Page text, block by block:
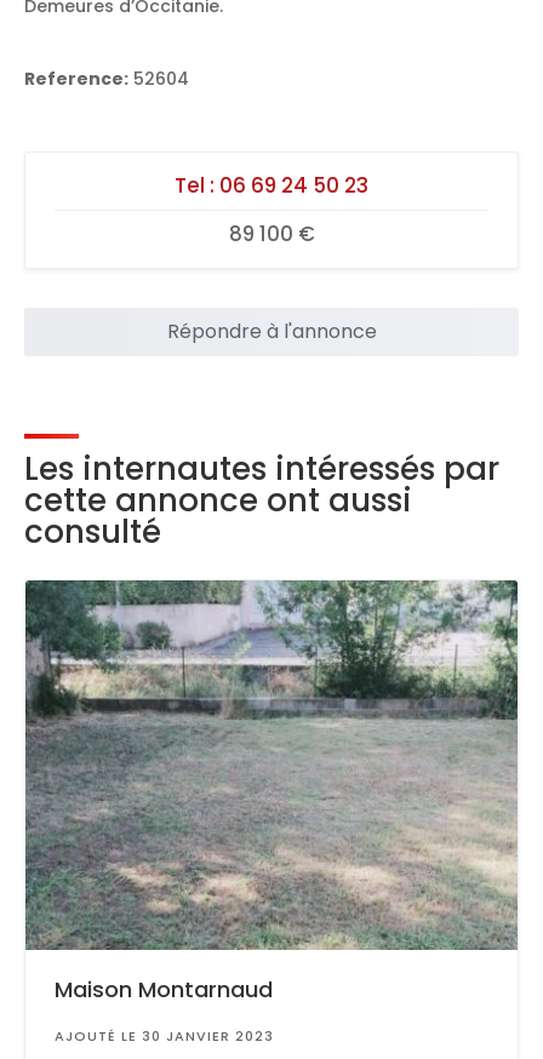
Demeures d’Occitanie.
Reference: 52604
Tel : 06 69 24 50 23
89 100 €
Répondre à l'annonce
Les internautes intéressés par
cette annonce ont aussi
consulté
Maison Montarnaud
AJOUTÉ LE 30 JANVIER 2023